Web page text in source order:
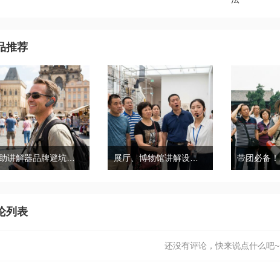
推荐
自助讲解器品牌避坑｜鹰米自助讲解器，实测好用不踩雷 展厅、博物馆讲解设备推荐｜分区讲解系统，解决多团队接待核心痛点
列表
还没有评论，快来说点什么吧~